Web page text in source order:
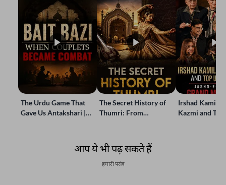
The Urdu Game That
Gave Us Antakshari |
The Secret History of
Thumri: From
Irshad Kamil,
Kazmi and
आप ये भी पढ़ सकते हैं
हमारी पसंद